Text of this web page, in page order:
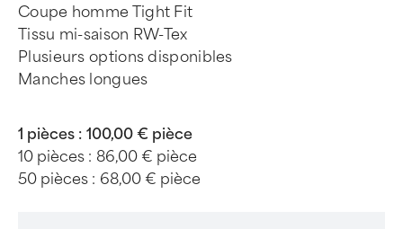
Coupe homme Tight Fit
Tissu mi-saison RW-Tex
Plusieurs options disponibles
Manches longues
1 pièces : 100,00 € pièce
10 pièces : 86,00 € pièce
50 pièces : 68,00 € pièce